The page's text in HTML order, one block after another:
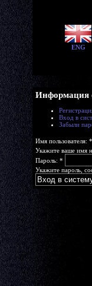
ENG
Информация
Вход в
Забыли
Имя пользователя: *
Укажите ваше имя
Пароль: *
Укажите пароль,